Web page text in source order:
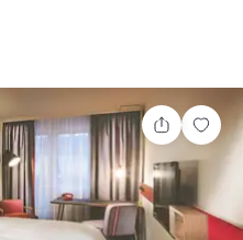
Partager